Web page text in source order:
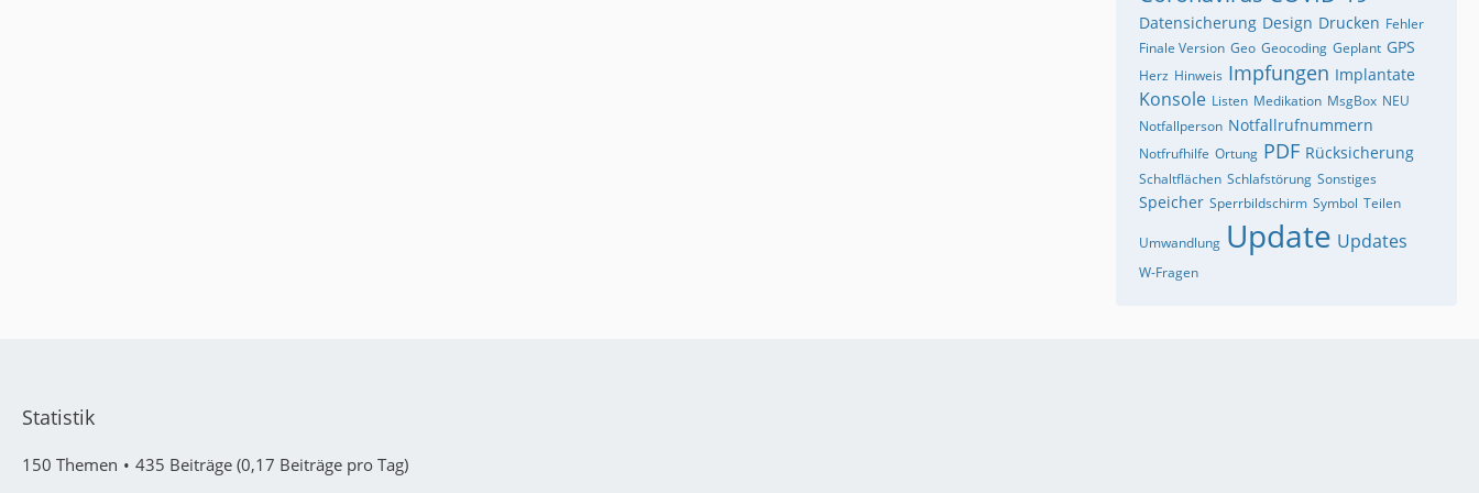
Datensicherung Design Drucken Fehler
Finale Version Geo Geocoding Geplant GPS
Herz Hinweis Impfungen Implantate
Konsole Listen Medikation MsgBox NEU
Notfallperson Notfallrufnummern
Notfrufhilfe Ortung PDF Rücksicherung
Schaltflächen Schlafstörung Sonstiges
Speicher Sperrbildschirm Symbol Teilen
Umwandlung Update Updates
W-Fragen
Statistik
150 Themen 435 Beiträge (0,17 Beiträge pro Tag)